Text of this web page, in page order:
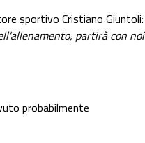
sportivo Cristiano Giuntoli:
partirà con noi
probabilmente